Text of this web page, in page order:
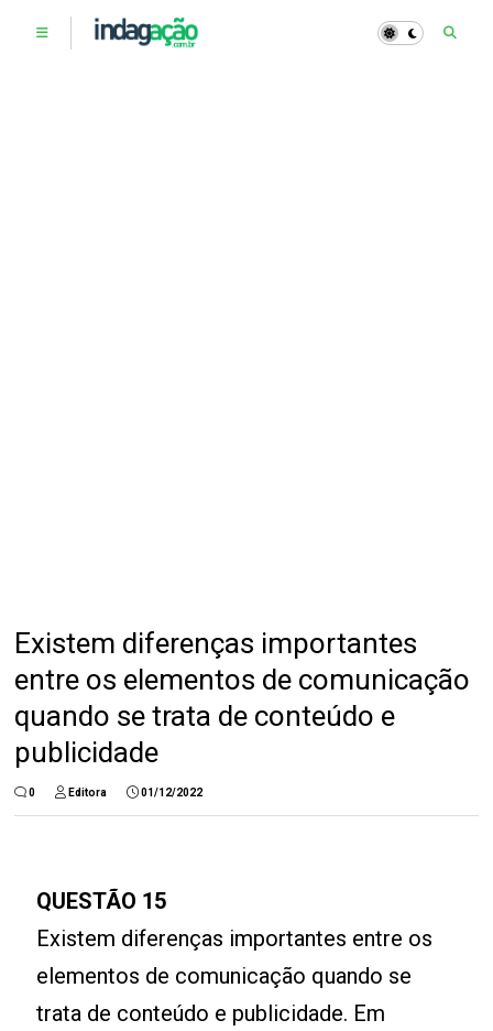
Existem diferenças importantes
entre os elementos de comunicação
quando se trata de conteúdo e
publicidade
0 Editora 01/12/2022
QUESTÃO 15
Existem diferenças importantes entre os
elementos de comunicação quando se
trata de conteúdo e publicidade. Em